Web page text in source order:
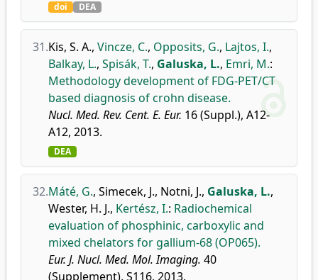
doi DEA
31.Kis, S. A., Vincze, C., Opposits, G., Lajtos, I.,
Balkay, L., Spisák, T., Galuska, L., Emri, M.:
Methodology development of FDG-PET/CT
based diagnosis of crohn disease.
Nucl. Med. Rev. Cent. E. Eur. 16 (Suppl.), A12-
A12, 2013.
DEA
32.Máté, G., Simecek, J., Notni, J., Galuska, L.,
Wester, H. J., Kertész, I.: Radiochemical
evaluation of phosphinic, carboxylic and
mixed chelators for gallium-68 (OP065).
Eur. J. Nucl. Med. Mol. Imaging. 40
(Supplement), S116, 2013.